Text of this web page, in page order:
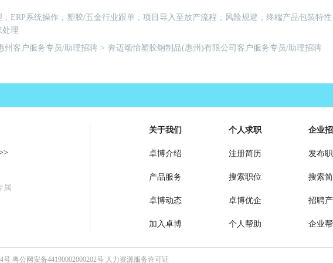
; ERP系统操作 ; 塑胶/五金行业跟单 ; 项目导入至放产流程 ; 风险规避 ; 终端产品包装特性
处理
州客户服务专员/助理招聘 > 奔迈颂怡塑胶钢制品(惠州)有限公司客户服务专员/助理招聘
属
关于我们
卓博介绍
产品服务
卓博动态
加入卓博
个人求职
注册简历
搜索职位
卓博优企
个人帮助
企业
发布
搜索
招聘
企业
号 粤公网安备44190002000202号 人力资源服务许可证